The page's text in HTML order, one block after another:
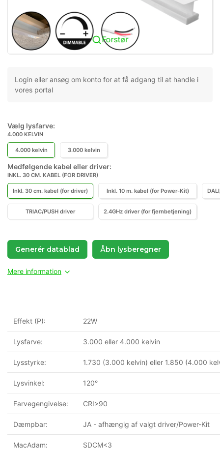
Forstør
Login eller ansøg om konto for at få adgang til at handle i
vores portal
Vælg lysfarve:
4.000 KELVIN
4.000 kelvin 3.000 kelvin
Medfølgende kabel eller driver:
INKL. 30 CM. KABEL (FOR DRIVER)
Inkl. 30 cm. kabel (for driver) Inkl. 10 m. kabel (for Power-Kit)
TRIAC/PUSH driver 2.4GHz driver (for fjernbetjening)
Generér datablad Åbn lysberegner
Mere information
Effekt (P): 22W
Lysfarve: 3.000 eller 4.000 kelvin
Lysstyrke: 1.730 (3.000 kelvin) eller 1.850 (4.000
Lysvinkel: 120°
Farvegengivelse: CRI>90
Dæmpbar: JA - afhængig af valgt driver/Power-Kit
MacAdam: SDCM<3